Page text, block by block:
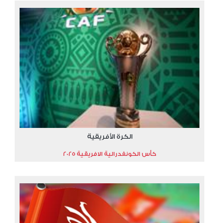
الكرة الأفريقية
كأس الكونفدرالية الافريقية 2025